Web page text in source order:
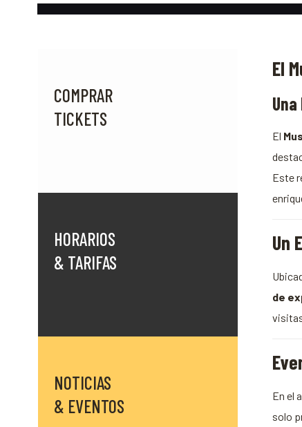
COMPRAR
TICKETS
HORARIOS
& TARIFAS
NOTICIAS
& EVENTOS
El
El
Este
Un
de
En el
solo